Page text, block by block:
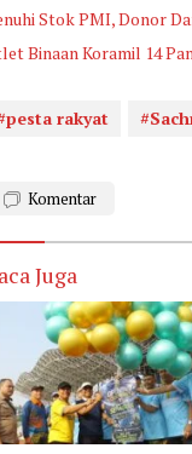
Stok PMI, Donor
Binaan Koramil 14
rakyat
Komentar
Juga